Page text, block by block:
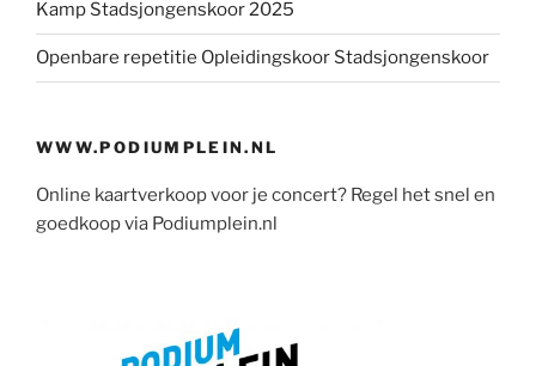
Kamp Stadsjongenskoor 2025
Openbare repetitie Opleidingskoor Stadsjongenskoor
WWW.PODIUMPLEIN.NL
Online kaartverkoop voor je concert? Regel het snel en
goedkoop via Podiumplein.nl